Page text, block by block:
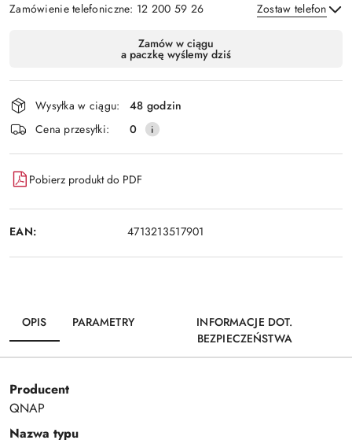
Zamówienie telefoniczne: 12 200 59 26 Zostaw telefon
Wyślij
dostawa
Zamów w ciągu
a paczkę wyślemy dziś
Wysyłka w ciągu:
48 godzin
Cena przesyłki:
0
Pobierz produkt do PDF
EAN: 4713213517901
OPIS PARAMETRY
INFORMACJE DOT.
BEZPIECZEŃSTWA
Producent
QNAP
Nazwa typu